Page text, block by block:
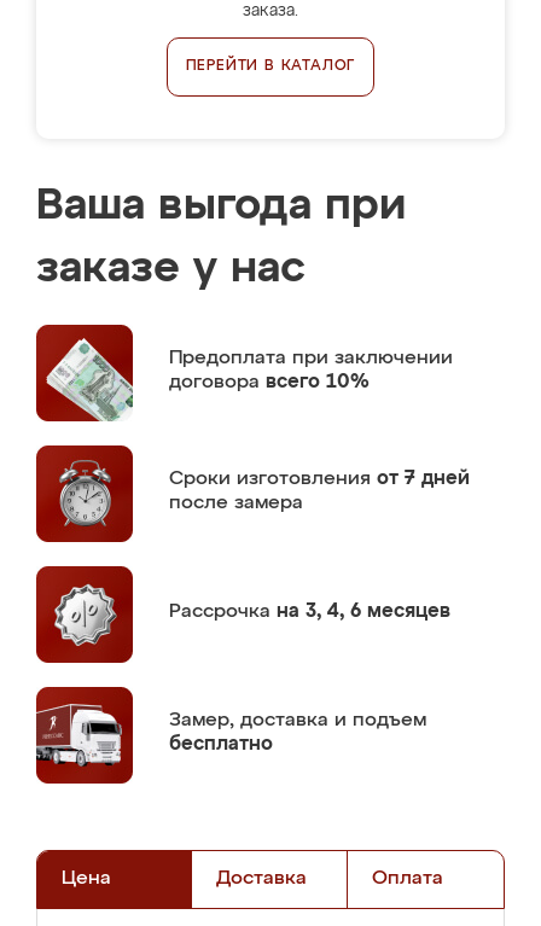
заказа.
ПЕРЕЙТИ В КАТАЛОГ
Ваша выгода при
заказе у нас
Предоплата при заключении
договора всего 10%
Сроки изготовления от 7 дней
после замера
Рассрочка на 3, 4, 6 месяцев
Замер, доставка и подъем
бесплатно
Цена Доставка Оплата